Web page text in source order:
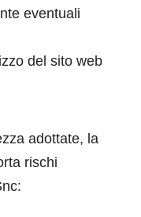
eventuali
del sito web
adottate, la
rischi